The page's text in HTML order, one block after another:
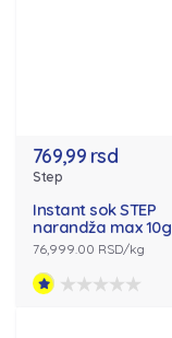
769,99 rsd
Step
Instant sok STEP
narandža max 10g
76,999.00 RSD/kg